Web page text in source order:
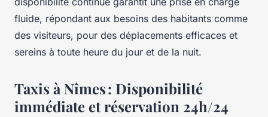
fluide, répondant aux besoins des habitants comme
des visiteurs, pour des déplacements efficaces et
sereins à toute heure du jour et de la nuit.
Taxis à Nîmes : Disponibilité
immédiate et réservation 24h/24